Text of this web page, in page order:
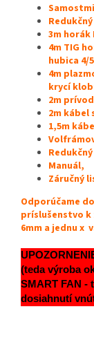
3m horák
4m TIG
hubica 4/
4m
krycí
2m
2m kábel
1,5m
Manuál,
Záručný
Odporúčame
príslušenstvo k
6mm a jednu x
(teda výroba
SMART FAN -
dosiahnutí